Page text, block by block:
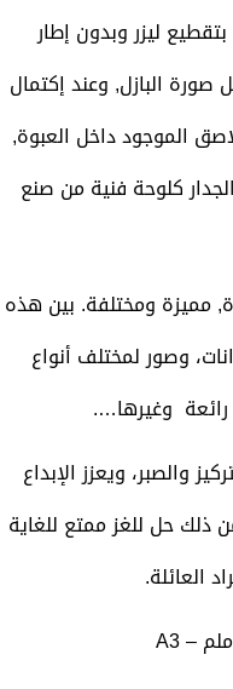
ليزر وبدون إطار
البازل, وعند إكتمال
الموجود داخل العبوة,
كلوحة فنية من صنع
مميزة ومختلفة. بين هذه
وصور لمختلف أنواع
وغيرها….
والصبر، ويعزز الإبداع
ذلك حل للغز ممتع للغاية
العائلة.